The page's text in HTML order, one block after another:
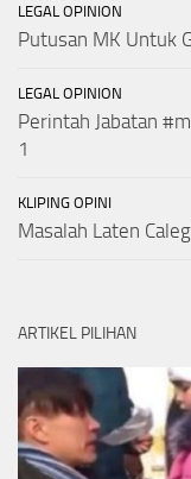
LEGAL OPINION
Putusan MK Untuk
LEGAL OPINION
Perintah Jabatan
1
KLIPING OPINI
Masalah Laten
ARTIKEL PILIHAN